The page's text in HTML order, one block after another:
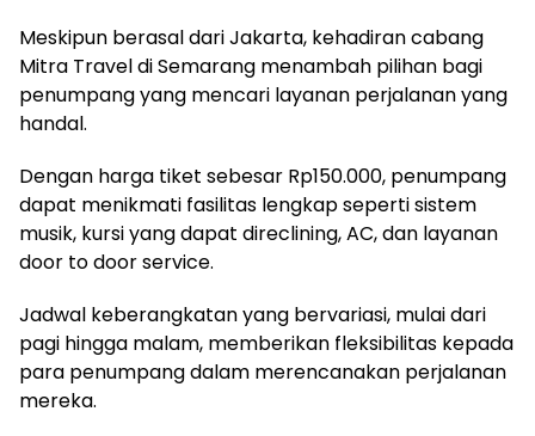
Meskipun berasal dari Jakarta, kehadiran cabang
Mitra Travel di Semarang menambah pilihan bagi
penumpang yang mencari layanan perjalanan yang
handal.
Dengan harga tiket sebesar Rp150.000, penumpang
dapat menikmati fasilitas lengkap seperti sistem
musik, kursi yang dapat direclining, AC, dan layanan
door to door service.
Jadwal keberangkatan yang bervariasi, mulai dari
pagi hingga malam, memberikan fleksibilitas kepada
para penumpang dalam merencanakan perjalanan
mereka.